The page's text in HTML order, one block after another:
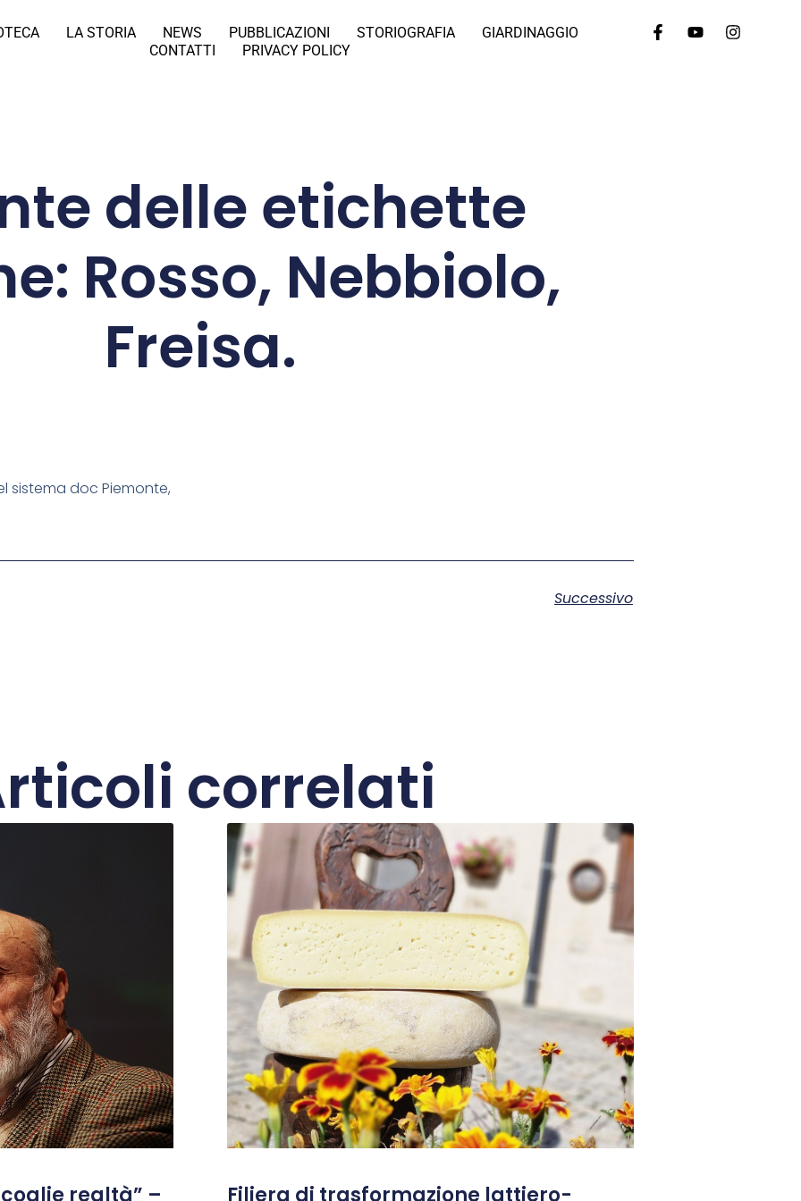
LA STORIA NEWS PUBBLICAZIONI STORIOGRAFIA
GIARDINAGGIO
CONTATTI
PRIVACY POLICY
delle etichette
Rosso, Nebbiolo,
Freisa.
sistema doc Piemonte,
Successivo
correlati
realtà” – Filiera di trasformazione lattiero-